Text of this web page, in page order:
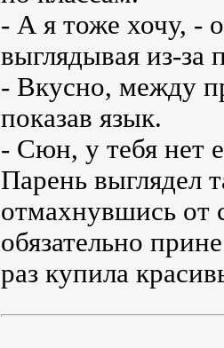
- А я тоже хочу, -
выглядывая из-за
- Вкусно, между
показав язык.
- Сюн, у тебя нет
Парень выглядел
отмахнувшись от
обязательно
раз купила